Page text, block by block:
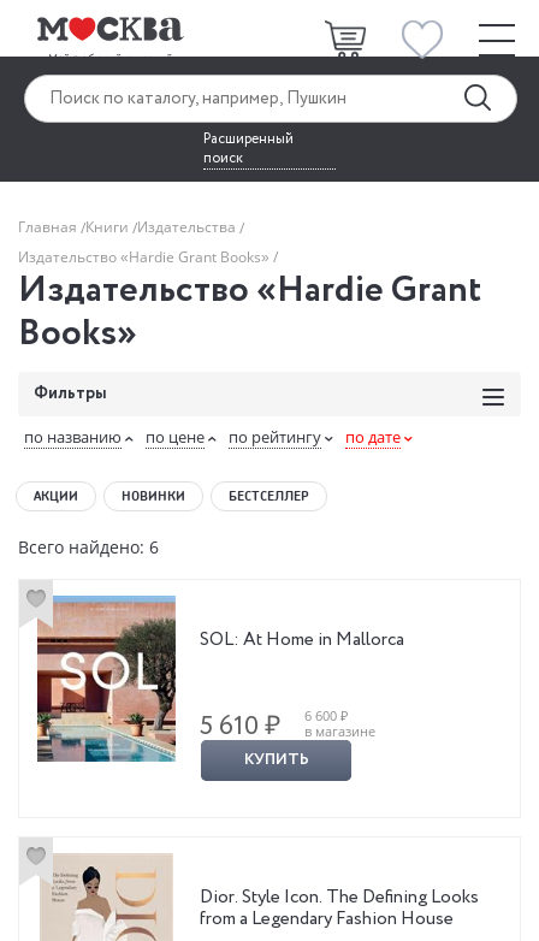
Расширенный
поиск
Главная Книги Издательства
Издательство «Hardie Grant Books»
Издательство «Hardie Grant
Books»
Фильтры
по названию по цене по рейтингу по дате
АКЦИИ НОВИНКИ БЕСТСЕЛЛЕР
Всего найдено: 6
SOL: At Home in Mallorca
5 610 ₽
6 600 ₽
в магазине
КУПИТЬ
Dior. Style Icon. The Defining Looks
from a Legendary Fashion House